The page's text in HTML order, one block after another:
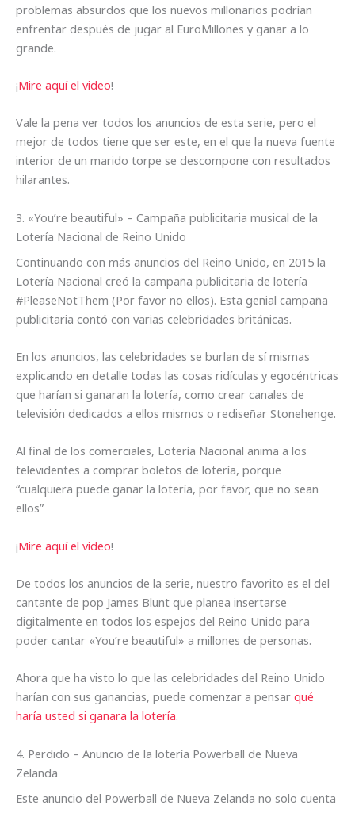
problemas absurdos que los nuevos millonarios podrían
enfrentar después de jugar al EuroMillones y ganar a lo
grande.
¡Mire aquí el video!
Vale la pena ver todos los anuncios de esta serie, pero el
mejor de todos tiene que ser este, en el que la nueva fuente
interior de un marido torpe se descompone con resultados
hilarantes.
3. «You’re beautiful» – Campaña publicitaria musical de la
Lotería Nacional de Reino Unido
Continuando con más anuncios del Reino Unido, en 2015 la
Lotería Nacional creó la campaña publicitaria de lotería
#PleaseNotThem (Por favor no ellos). Esta genial campaña
publicitaria contó con varias celebridades británicas.
En los anuncios, las celebridades se burlan de sí mismas
explicando en detalle todas las cosas ridículas y egocéntricas
que harían si ganaran la lotería, como crear canales de
televisión dedicados a ellos mismos o rediseñar Stonehenge.
Al final de los comerciales, Lotería Nacional anima a los
televidentes a comprar boletos de lotería, porque
“cualquiera puede ganar la lotería, por favor, que no sean
ellos”
¡Mire aquí el video!
De todos los anuncios de la serie, nuestro favorito es el del
cantante de pop James Blunt que planea insertarse
digitalmente en todos los espejos del Reino Unido para
poder cantar «You’re beautiful» a millones de personas.
Ahora que ha visto lo que las celebridades del Reino Unido
harían con sus ganancias, puede comenzar a pensar qué
haría usted si ganara la lotería.
4. Perdido – Anuncio de la lotería Powerball de Nueva
Zelanda
Este anuncio del Powerball de Nueva Zelanda no solo cuenta